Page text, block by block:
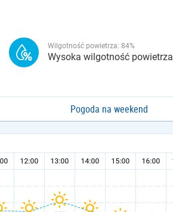
Wilgotność powietrza: 84%
Wysoka wilgotność powietrza
Pogoda na weekend